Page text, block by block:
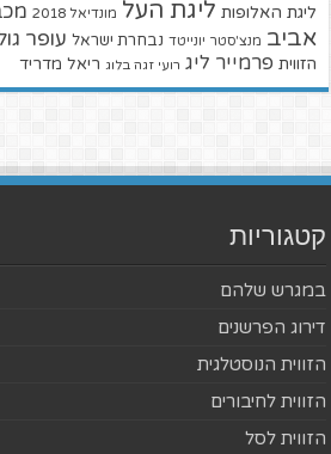
ליגת האלופות ליגת העל מונדיאל 2018
אביב מנצ'סטר יונייטד נבחרת ישראל עופר
הזווית פרמייר ליג רועי זגה בלוג ריאל מדריד
קטגוריות
במגרש שלהם
דירוג הפרשנים
הזווית הנוסטלגית
הזווית לחיבורים
הזווית לסל